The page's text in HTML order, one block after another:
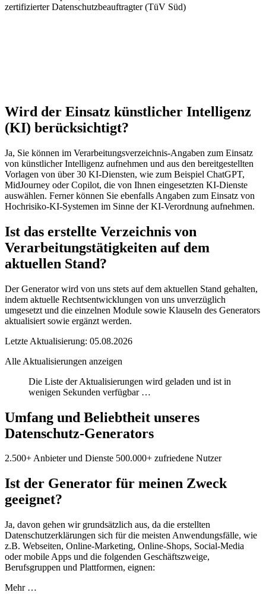
zertifizierter Datenschutzbeauftragter (TüV Süd)
Wird der Einsatz künstlicher Intelligenz
(KI) berücksichtigt?
Ja, Sie können im Verarbeitungsverzeichnis-Angaben zum Einsatz
von künstlicher Intelligenz aufnehmen und aus den bereitgestellten
Vorlagen von über 30 KI-Diensten, wie zum Beispiel ChatGPT,
MidJourney oder Copilot, die von Ihnen eingesetzten KI-Dienste
auswählen. Ferner können Sie ebenfalls Angaben zum Einsatz von
Hochrisiko-KI-Systemen im Sinne der KI-Verordnung aufnehmen.
Ist das erstellte Verzeichnis von
Verarbeitungstätigkeiten auf dem
aktuellen Stand?
Der Generator wird von uns stets auf dem aktuellen Stand gehalten,
indem aktuelle Rechtsentwicklungen von uns unverzüglich
umgesetzt und die einzelnen Module sowie Klauseln des Generators
aktualisiert sowie ergänzt werden.
Letzte Aktualisierung: 05.08.2026
Alle Aktualisierungen anzeigen
Die Liste der Aktualisierungen wird geladen und ist in
wenigen Sekunden verfügbar …
Umfang und Beliebtheit unseres
Datenschutz-Generators
2.500+ Anbieter und Dienste 500.000+ zufriedene Nutzer
Ist der Generator für meinen Zweck
geeignet?
Ja, davon gehen wir grundsätzlich aus, da die erstellten
Datenschutzerklärungen sich für die meisten Anwendungsfälle, wie
z.B. Webseiten, Online-Marketing, Online-Shops, Social-Media
oder mobile Apps und die folgenden Geschäftszweige,
Berufsgruppen und Plattformen, eignen:
Mehr …